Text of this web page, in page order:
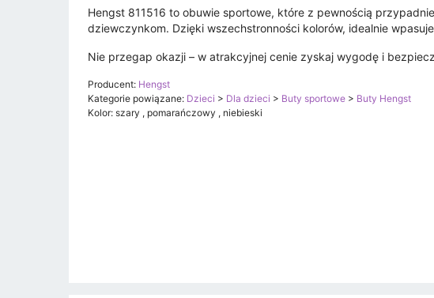
Hengst 811516 to obuwie sportowe, które z pewnością
dziewczynkom. Dzięki wszechstronności kolorów, idealnie
Nie przegap okazji – w atrakcyjnej cenie zyskaj wygodę i
Producent: Hengst
Kategorie powiązane: Dzieci > Dla dzieci > Buty sportowe > Buty Hengst
Kolor: szary , pomarańczowy , niebieski